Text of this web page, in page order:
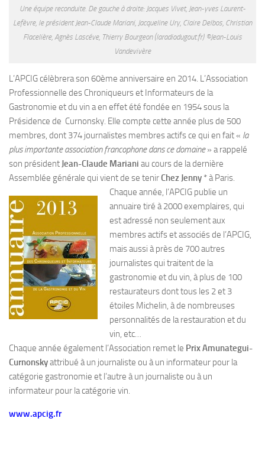
Une équipe reconduite. De gauche à droite: Jacques Vivet, Jean-yves Laurent-
Lefèvre, le président Jean-Claude Mariani, Jacqueline Ury, Claire Delbos, Christian
Flacelière, Agnès Lascéve, Thierry Bourgeon (laradiodugout.fr) ©Jean-Louis
Vandevivère
L’APCIG célèbrera son 60ème anniversaire en 2014. L’Association
Professionnelle des Chroniqueurs et Informateurs de la
Gastronomie et du vin a en effet été fondée en 1954 sous la
Présidence de Curnonsky. Elle compte cette année plus de 500
membres, dont 374 journalistes membres actifs ce qui en fait « la
plus importante association francophone dans ce domaine» a rappelé
son président Jean-Claude Mariani au cours de la dernière
Assemblée générale qui vient de se tenirChez Jenny * à Paris.
Chaque année, l’APCIG publie un
annuaire tiré à 2000 exemplaires, qui
est adressé non seulement aux
membres actifs et associés de l’APCIG,
mais aussi à près de 700 autres
journalistes qui traitent de la
gastronomie et du vin, à plus de 100
restaurateurs dont tous les 2 et 3
étoiles Michelin, à de nombreuses
personnalités de la restauration et du
vin, etc…
Chaque année également l’Association remet le Prix Amunategui-
Curnonskyattribué à un journaliste ou à un informateur pour la
catégorie gastronomie et l’autre à un journaliste ou à un
informateur pour la catégorie vin.
www.apcig.fr